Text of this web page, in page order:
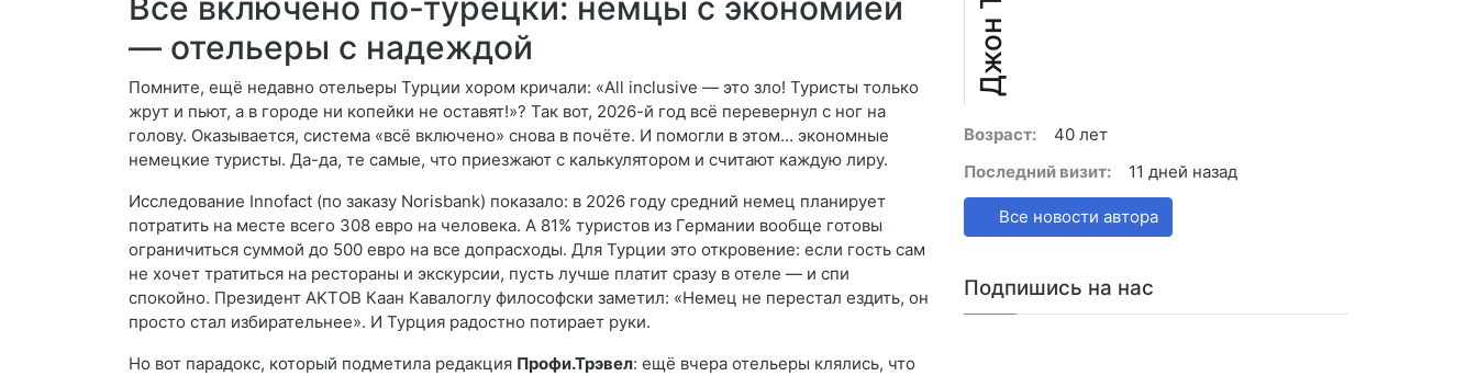
Всё включено по-турецки: немцы с экономией
— отельеры с надеждой
Помните, ещё недавно отельеры Турции хором кричали: «All inclusive — это зло! Туристы только
жрут и пьют, а в городе ни копейки не оставят!»? Так вот, 2026-й год всё перевернул с ног на
голову. Оказывается, система «всё включено» снова в почёте. И помогли в этом… экономные
немецкие туристы. Да-да, те самые, что приезжают с калькулятором и считают каждую лиру.
Исследование Innofact (по заказу Norisbank) показало: в 2026 году средний немец планирует
потратить на месте всего 308 евро на человека. А 81% туристов из Германии вообще готовы
ограничиться суммой до 500 евро на все допрасходы. Для Турции это откровение: если гость сам
не хочет тратиться на рестораны и экскурсии, пусть лучше платит сразу в отеле — и спи
спокойно. Президент AKTOB Каан Кавалоглу философски заметил: «Немец не перестал ездить, он
просто стал избирательнее». И Турция радостно потирает руки.
Но вот парадокс, который подметила редакция Профи.Трэвел: ещё вчера отельеры клялись, что
Возраст:
40 лет
Последний визит:
11 дней назад
Все новости автора
Подпишись на нас